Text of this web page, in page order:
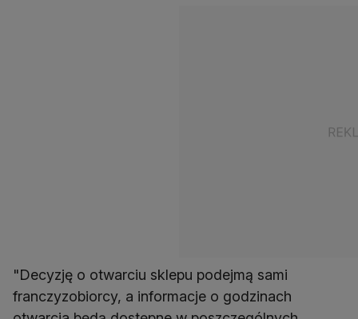
"Decyzję o otwarciu sklepu podejmą sami
franczyzobiorcy, a informacje o godzinach